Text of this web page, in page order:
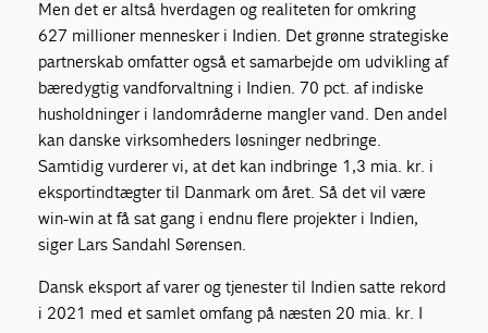
Men det er altså hverdagen og realiteten for omkring
627 millioner mennesker i Indien. Det grønne strategiske
partnerskab omfatter også et samarbejde om udvikling af
bæredygtig vandforvaltning i Indien. 70 pct. af indiske
husholdninger i landområderne mangler vand. Den andel
kan danske virksomheders løsninger nedbringe.
Samtidig vurderer vi, at det kan indbringe 1,3 mia. kr. i
eksportindtægter til Danmark om året. Så det vil være
win-win at få sat gang i endnu flere projekter i Indien,
siger Lars Sandahl Sørensen.
Dansk eksport af varer og tjenester til Indien satte rekord
i 2021 med et samlet omfang på næsten 20 mia. kr. I